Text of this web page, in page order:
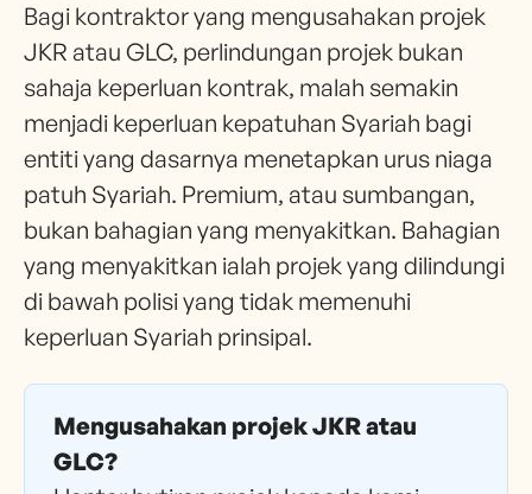
Bagi kontraktor yang mengusahakan projek
JKR atau GLC, perlindungan projek bukan
sahaja keperluan kontrak, malah semakin
menjadi keperluan kepatuhan Syariah bagi
entiti yang dasarnya menetapkan urus niaga
patuh Syariah. Premium, atau sumbangan,
bukan bahagian yang menyakitkan. Bahagian
yang menyakitkan ialah projek yang dilindungi
di bawah polisi yang tidak memenuhi
keperluan Syariah prinsipal.
Mengusahakan projek JKR atau
GLC?